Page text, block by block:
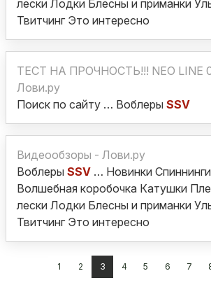
лески Лодки Блесны и приманки
Твитчинг Это интересно
ТЕСТ НА ПРОЧНОСТЬ!!! NEO LINE
Лови.ру
Поиск по сайту … Воблеры SSV
Видеообзоры - Лови.ру
Воблеры SSV … Новинки
Волшебная коробочка Катушки
лески Лодки Блесны и приманки
Твитчинг Это интересно
1 2 3 4 5 6 7